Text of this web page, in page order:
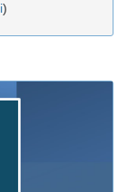
)